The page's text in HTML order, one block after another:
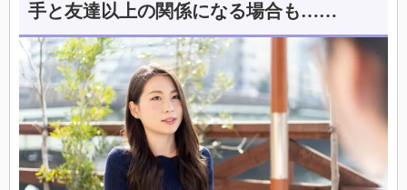
手と友達以上の関係になる場合も……